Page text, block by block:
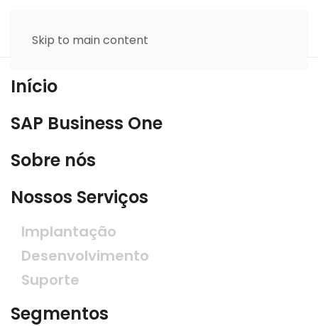
Skip to main content
Início
SAP Business One
Sobre nós
Nossos Serviços
Implantação
Desenvolvimento
Suporte
Segmentos